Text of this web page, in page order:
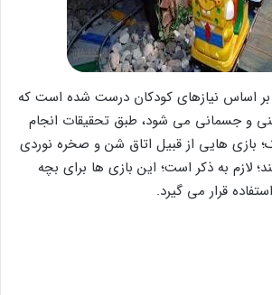
بر اساس نیازهای کودکان درست شده است که
و جسمانی می شود، طبق تحقیقات انجام
بازی هایی از قبیل اتاق شن و صخره نوردی
لازم به ذکر است؛ این بازی ها برای بچه
قرار می گیرد.